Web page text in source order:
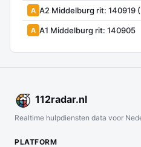
A A2 Middelburg rit: 140919
A A1 Middelburg rit: 140905
112radar.nl
Realtime hulpdiensten data voor
PLATFORM